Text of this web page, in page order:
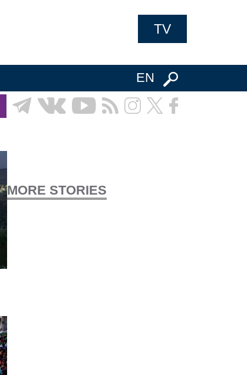
TV
EN
MORE STORIES